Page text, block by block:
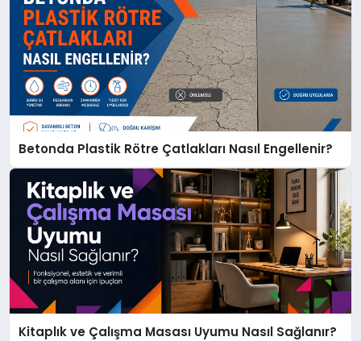
Betonda Plastik Rötre Çatlakları Nasıl Engellenir?
Kitaplık ve Çalışma Masası Uyumu Nasıl Sağlanır?